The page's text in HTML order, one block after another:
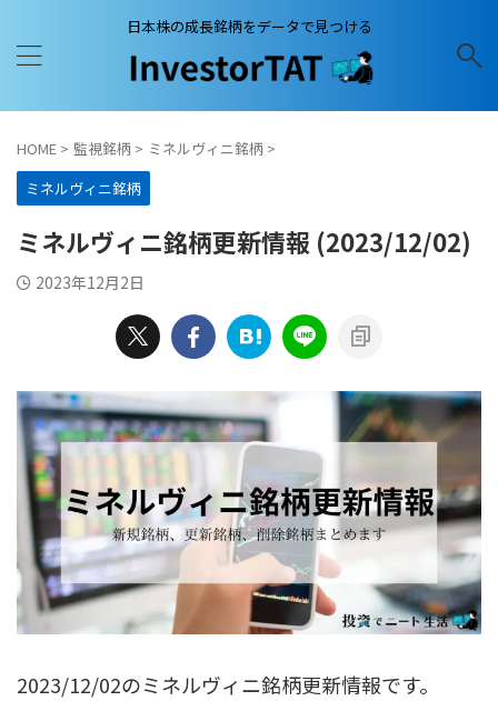
日本株の成長銘柄をデータで見つける
HOME > 監視銘柄 > ミネルヴィニ銘柄 >
ミネルヴィニ銘柄
ミネルヴィニ銘柄更新情報 (2023/12/02)
2023年12月2日
2023/12/02のミネルヴィニ銘柄更新情報です。